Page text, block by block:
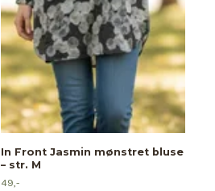
In Front Jasmin mønstret bluse
– str. M
49,-